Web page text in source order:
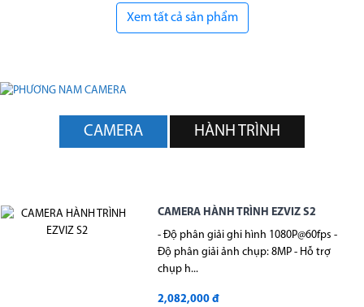
Xem tất cả sản phẩm
CAMERA HÀNH TRÌNH
CAMERA HÀNH TRÌNH EZVIZ S2
- Độ phân giải ghi hình 1080P@60fps -
Độ phân giải ảnh chụp: 8MP - Hỗ trợ
chụp h...
2,082,000 đ